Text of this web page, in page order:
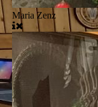
Maria Zenz